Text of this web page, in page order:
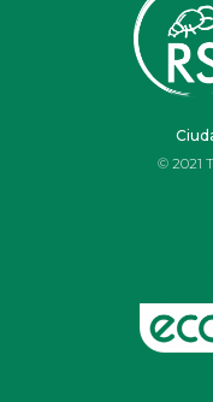
© 2021
del Ies Ojos del